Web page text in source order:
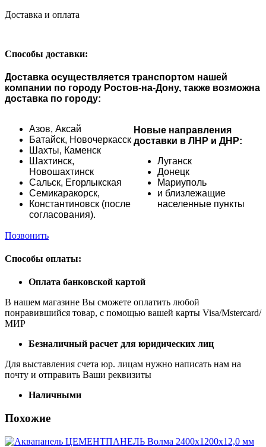
Доставка и оплата
Способы доставки:
Доставка осуществляется транспортом нашей
компании по городу Ростов-на-Дону, также возможна
доставка по городу:
Азов, Аксай
Батайск, Новочеркасск
Шахты, Каменск
Шахтинск,
Новошахтинск
Сальск, Егорлыкская
Семикаракорск,
Константиновск (после
согласования).
Новые направления
доставки в ЛНР и ДНР:
Луганск
Донецк
Мариуполь
и близлежащие
населенные пункты
Позвонить
Способы оплаты:
Оплата банковской картой
В нашем магазине Вы сможете оплатить любой
понравившийся товар, с помощью вашей карты Visa/Mstercard/
МИР
Безналичный расчет для юридических лиц
Для выставления счета юр. лицам нужно написать нам на
почту и отправить Ваши реквизиты
Наличными
Похожие